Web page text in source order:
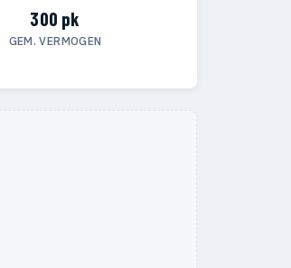
300 pk
GEM. VERMOGEN